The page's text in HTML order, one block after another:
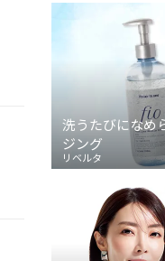
洗うたびになめ
ジング
リベルタ